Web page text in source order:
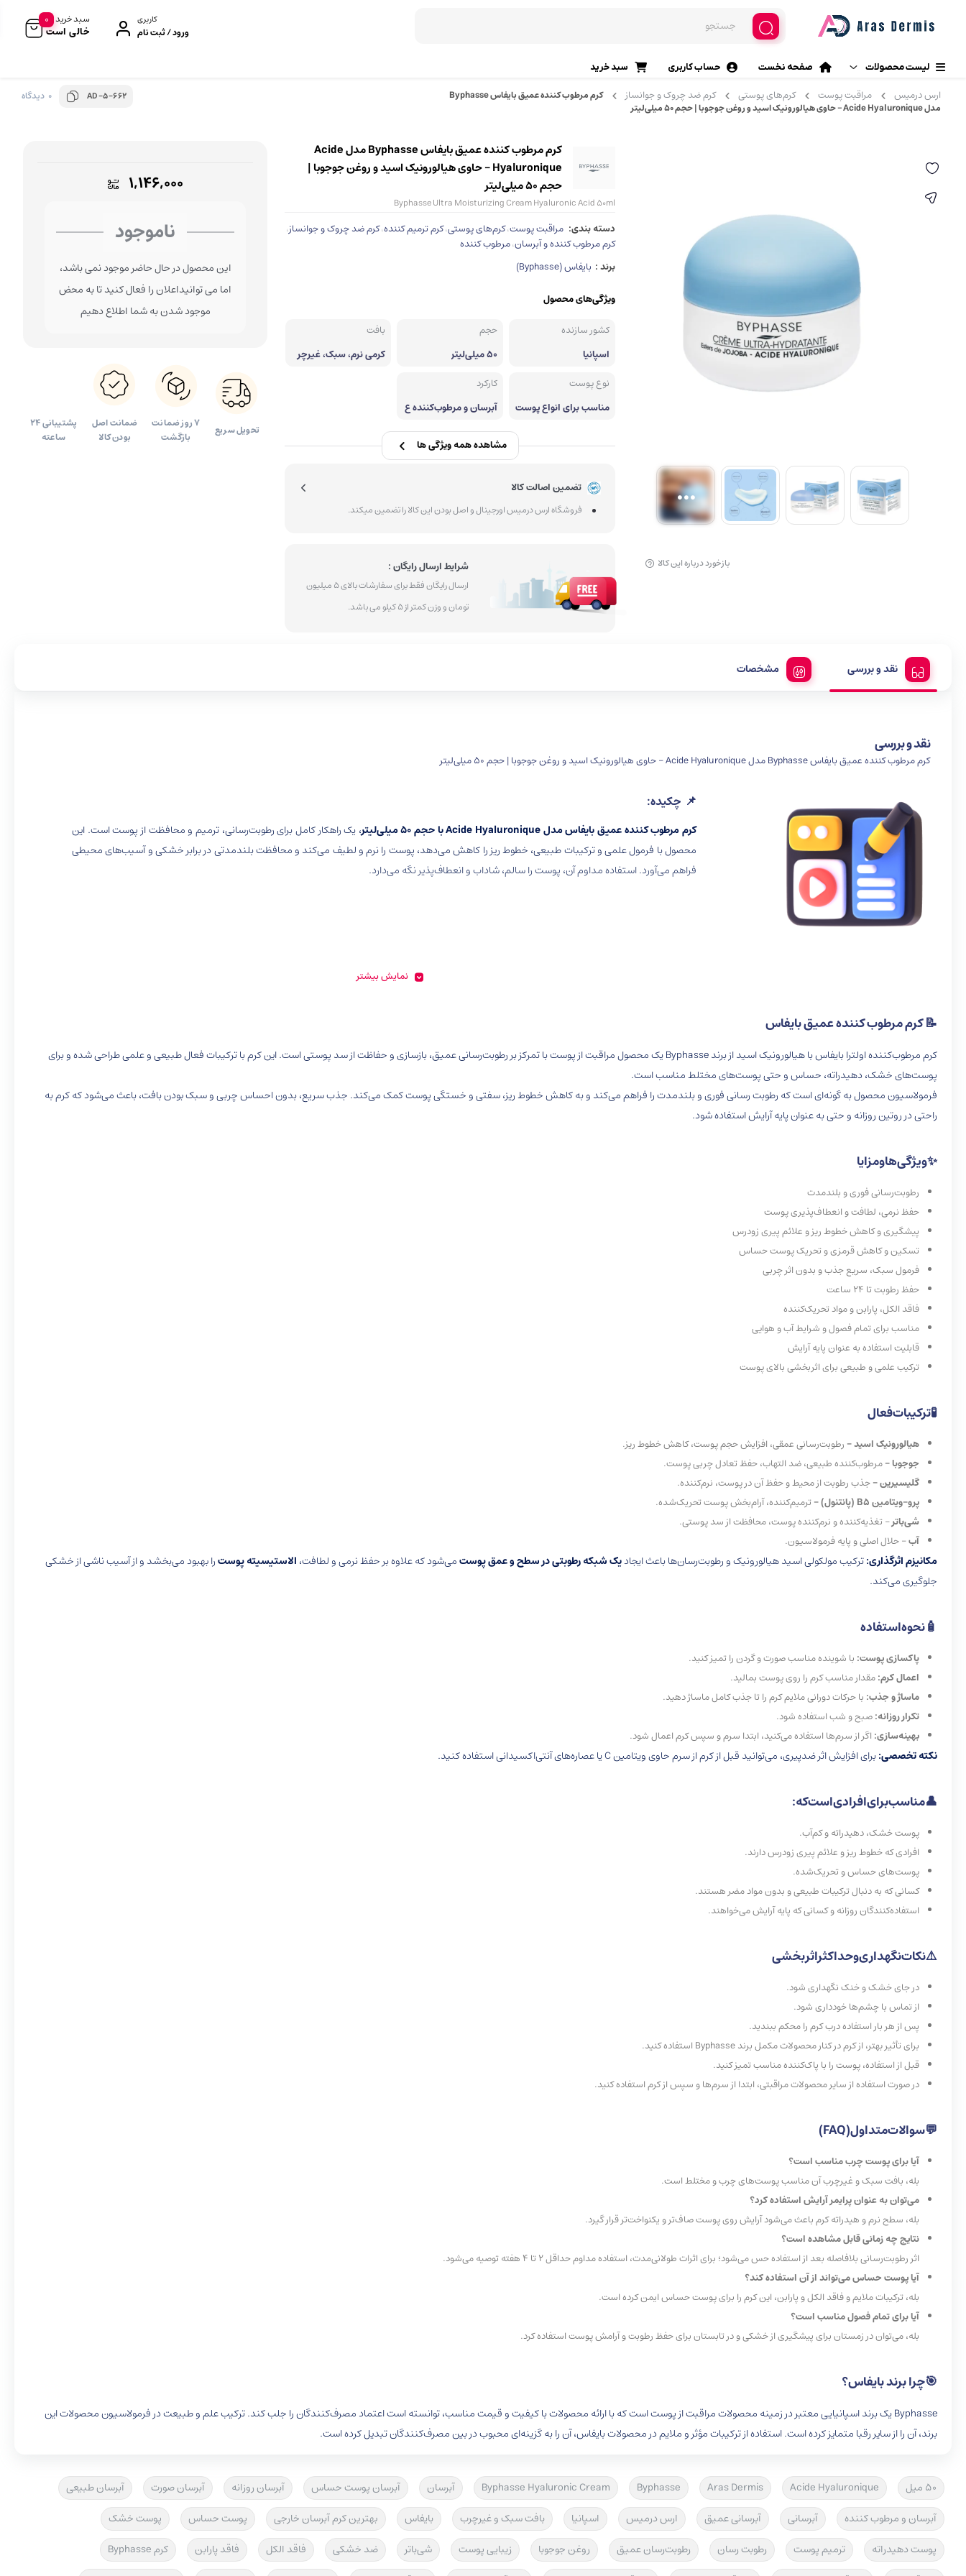
کاربری
ورود / ثبت نام
سبد خرید
خالی است
0
لیست محصولات
محصولات آرایشی آرایش چشم
ریمل
آرایش لب
خط لب
تینت لب
اسکراب لب
آرایش ابرو
ماژیک ابرو
کرم پودر
بهداشت دهان و دندان
بهداشت و مراقبت شخصی
صفحه نخست حساب کاربری سبد خرید
ارس درمیس مراقبت پوست کرم‌های پوستی کرم ضد چروک و جوانساز
کرم مرطوب کننده عمیق بایفاس Byphasse
مدل Acide Hyaluronique – حاوی هیالورونیک اسید و روغن جوجوبا | حجم 50 میلی‌لیتر
AD-5-662 0 دیدگاه
بازخورد درباره این کالا
کرم مرطوب کننده عمیق بایفاس Byphasse مدل Acide
Hyaluronique – حاوی هیالورونیک اسید و روغن جوجوبا |
حجم 50 میلی‌لیتر
Byphasse Ultra Moisturizing Cream Hyaluronic Acid 50ml
دسته بندی: مراقبت پوست،کرم‌های پوستی،کرم ترمیم کننده،کرم ضد چروک و جوانساز،
کرم مرطوب کننده و آبرسان،مرطوب کننده
برند : بایفاس (Byphasse)
ویژگی‌های محصول
کشور سازنده
اسپانیا
حجم
50 میلی‌لیتر
بافت
کرمی نرم، سبک، غیرچر
ب و با جذب سریع
نوع پوست
مناسب برای انواع پوست
- به‌ویژه پوست خشک و
کارکرد
آبرسان و مرطوب‌کننده ع
میق ، نرم‌کننده و ترمیم‌ک
ننده پوست، کاهش‌دهن
ده خشکی و خطوط ریز، و
حفظ رطوبت و شادابی پو
ست تا 24 ساعت
مشاهده همه ویژگی ها
تضمین اصالت کالا
فروشگاه ارس درمیس اورجینال و اصل بودن این کالا را تضمین میکند.
شرایط ارسال رایگان :
ارسال رایگان فقط برای سفارشات بالای 5 میلیون
تومان و وزن کمتر از 5 کیلو می باشد.
۱,۱۴۶,۰۰۰
ناموجود
این محصول در حال حاضر موجود نمی باشد،
اما می توانیداعلان را فعال کنید تا به محض
موجود شدن به شما اطلاع دهیم
تحویل سریع
۷ روز ضمانت
بازگشت
ضمانت اصل
بودن کالا
پشتیبانی 24
ساعته
نقد و بررسی مشخصات
نقد و بررسی
کرم مرطوب کننده عمیق بایفاس Byphasse مدل Acide Hyaluronique - حاوی هیالورونیک اسید و روغن جوجوبا | حجم 50 میلی‌لیتر
📌 چکیده:
کرم مرطوب کننده عمیق بایفاس مدل Acide Hyaluronique با حجم 50 میلی‌لیتر
، یک راهکار کامل برای رطوبت‌رسانی، ترمیم و محافظت از پوست است. این
محصول با فرمول علمی و ترکیبات طبیعی، خطوط ریز را کاهش می‌دهد، پوست را نرم و لطیف می‌کند و محافظت بلندمدتی در برابر خشکی و آسیب‌های محیطی
فراهم می‌آورد. استفاده مداوم آن، پوست را سالم، شاداب و انعطاف‌پذیر نگه می‌دارد.
نمایش بیشتر
📝 کرم مرطوب کننده عمیق بایفاس
کرم مرطوب‌کننده اولترا بایفاس با هیالورونیک اسید از برندByphasseیک محصول مراقبت از پوست با تمرکز بر رطوبت‌رسانی عمیق، بازسازی و حفاظت از سد پوستی است. این کرم با ترکیبات فعال طبیعی و علمی طراحی شده و برای
پوست‌های خشک، دهیدراته، حساس و حتی پوست‌های مختلط مناسب است.
فرمولاسیون محصول به گونه‌ای است که رطوبت رسانی فوری و بلندمدت را فراهم می‌کند و به کاهش خطوط ریز، سفتی و خستگی پوست کمک می‌کند. جذب سریع، بدون احساس چربی و سبک بودن بافت، باعث می‌شود که کرم به
راحتی در روتین روزانه و حتی به عنوان پایه آرایش استفاده شود.
✨ویژگی‌هاومزایا
رطوبت‌رسانی فوری و بلندمدت
حفظ نرمی، لطافت و انعطاف‌پذیری پوست
پیشگیری و کاهش خطوط ریز و علائم پیری زودرس
تسکین و کاهش قرمزی و تحریک پوست حساس
فرمول سبک، سریع جذب و بدون اثر چربی
حفظ رطوبت تا 24 ساعت
فاقد الکل، پارابن و مواد تحریک‌کننده
مناسب برای تمام فصول و شرایط آب و هوایی
قابلیت استفاده به عنوان پایه آرایش
ترکیب علمی و طبیعی برای اثربخشی بالای پوست
🧪ترکیباتفعال
هیالورونیک اسید – رطوبت‌رسانی عمقی، افزایش حجم پوست، کاهش خطوط ریز.
جوجوبا –مرطوب‌کننده طبیعی، ضد التهاب، حفظ تعادل چربی پوست.
گلیسیرین –جذب رطوبت از محیط و حفظ آن در پوست، نرم‌کننده.
پرو-ویتامین B5 (پانتنول) –
ترمیم‌کننده، آرام‌بخش پوست تحریک‌شده.
شی‌باتر– تغذیه‌کننده و نرم‌کننده پوست، محافظت از سد پوستی.
آب– حلال اصلی و پایه فرمولاسیون.
مکانیزم اثرگذاری:ترکیب مولکولی اسید هیالورونیک و رطوبت‌رسان‌ها باعث ایجادیک شبکه رطوبتی در سطح و عمق پوستمی‌شود که علاوه بر حفظ نرمی و لطافت، الاستیسیته پوسترا بهبود می‌بخشد و از آسیب ناشی از خشکی
جلوگیری می‌کند.
🧴نحوهاستفاده
پاکسازی پوست: با شوینده مناسب صورت و گردن را تمیز کنید.
اعمال کرم:مقدار مناسب کرم را روی پوست بمالید.
ماساژ و جذب: با حرکات دورانی ملایم کرم را تا جذب کامل ماساژ دهید.
تکرار روزانه:صبح و شب استفاده شود.
بهینه‌سازی: اگر از سرم‌ها استفاده می‌کنید، ابتدا سرم و سپس کرم اعمال شود.
نکته تخصصی:برای افزایش اثر ضدپیری، می‌توانید قبل از کرم از سرم حاوی ویتامین C یا عصاره‌های آنتی‌اکسیدانی استفاده کنید.
👤مناسببرایافرادیاستکه:
پوست خشک، دهیدراته و کم‌آب.
افرادی که خطوط ریز و علائم پیری زودرس دارند.
پوست‌های حساس و تحریک‌شده.
کسانی که به دنبال ترکیبات طبیعی و بدون مواد مضر هستند.
استفاده‌کنندگان روزانه و کسانی که پایه آرایش می‌خواهند.
⚠️نکاتنگهداریوحداکثراثربخشی
در جای خشک و خنک نگهداری شود.
از تماس با چشم‌ها خودداری شود.
پس از هر بار استفاده درب کرم را محکم ببندید.
برای تأثیر بهتر، از کرم در کنار محصولات مکمل برند Byphasse استفاده کنید.
قبل از استفاده، پوست را با پاک‌کننده مناسب تمیز کنید.
در صورت استفاده از سایر محصولات مراقبتی، ابتدا از سرم‌ها و سپس از کرم استفاده کنید.
💬سوالاتمتداول(FAQ)
آیا برای پوست چرب مناسب است؟
بله، بافت سبک و غیرچرب آن مناسب پوست‌های چرب و مختلط است.
می‌توان به عنوان پرایمر آرایش استفاده کرد؟
بله، سطح نرم و هیدراته کرم باعث می‌شود آرایش روی پوست صاف‌تر و یکنواخت‌تر قرار گیرد.
نتایج چه زمانی قابل مشاهده است؟
اثر رطوبت‌رسانی بلافاصله بعد از استفاده حس می‌شود؛ برای اثرات طولانی‌مدت، استفاده مداوم حداقل 2 تا 4 هفته توصیه می‌شود.
آیا پوست حساس می‌تواند از آن استفاده کند؟
بله، ترکیبات ملایم و فاقد الکل و پارابن، این کرم را برای پوست حساس ایمن کرده است.
آیا برای تمام فصول مناسب است؟
بله، می‌توان در زمستان برای پیشگیری از خشکی و در تابستان برای حفظ رطوبت و آرامش پوست استفاده کرد.
🎯چرا برند بایفاس؟
Byphasseیک برند اسپانیایی معتبر در زمینه محصولات مراقبت از پوست است که با ارائه محصولات با کیفیت و قیمت مناسب، توانسته است اعتماد مصرف‌کنندگان را جلب کند. ترکیب علم و طبیعت در فرمولاسیون محصولات این
برند، آن را از سایر رقبا متمایز کرده است. استفاده از ترکیبات مؤثر و ملایم در محصولات بایفاس، آن را به گزینه‌ای محبوب در بین مصرف‌کنندگان تبدیل کرده است.
50 میل Acide Hyaluronique
Aras Dermis
Byphasse
Byphasse Hyaluronic Cream آبرسان آبرسان پوست حساس آبرسان روزانه آبرسان صورت
آبرسان طبیعی
آبرسان و مرطوب کننده
آبرسانی آبرسانی عمیق ارس درمیس اسپانیا بافت سبک و غیرچرب بایفاس بهترین کرم آبرسان خارجی پوست حساس
پوست خشک
پوست دهیدراته
ترمیم پوست رطوبت رسان رطوبت‌رسان عمیق روغن جوجوبا زیبایی پوست شی‌باتر ضد خشکی فاقد الکل فاقد پارابن
کرم Byphasse